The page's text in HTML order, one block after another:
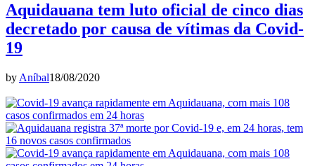
Aquidauana tem luto oficial de cinco dias
decretado por causa de vítimas da Covid-
19
by Aníbal18/08/2020